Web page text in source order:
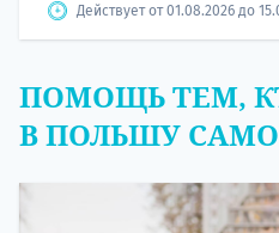
Действует от 01.08.2026 до
ПОМОЩЬ ТЕМ,
В ПОЛЬШУ